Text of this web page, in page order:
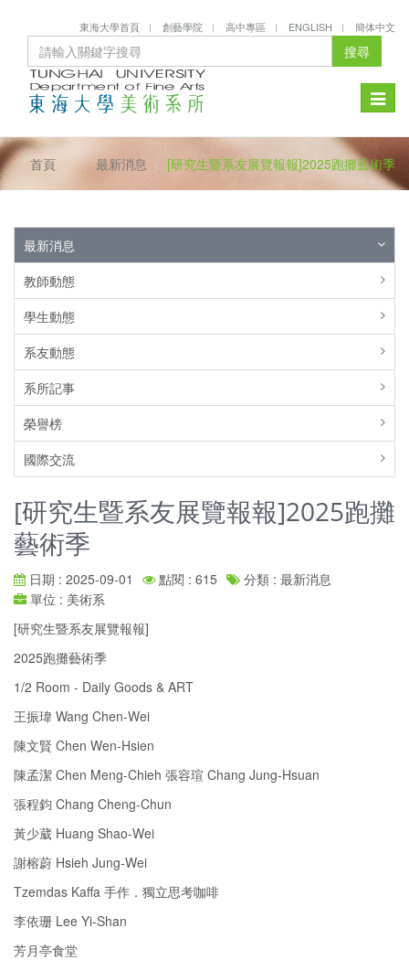
東海大學首頁 創藝學院 高中專區 ENGLISH 簡体中文
搜尋
Toggle
首頁 最新消息 [研究生暨系友展覽報報]2025跑攤藝術季
最新消息
教師動態
學生動態
系友動態
系所記事
榮譽榜
國際交流
[研究生暨系友展覽報報]2025跑攤
藝術季
日期 : 2025-09-01 點閱 : 615
分類 : 最新消息
單位 : 美術系
[研究生暨系友展覽報報]
2025跑攤藝術季
1/2 Room - Daily Goods & ART
王振瑋 Wang Chen-Wei
陳文賢 Chen Wen-Hsien
陳孟潔 Chen Meng-Chieh 張容瑄 Chang Jung-Hsuan
張程鈞 Chang Cheng-Chun
黃少葳 Huang Shao-Wei
謝榕蔚 Hsieh Jung-Wei
Tzemdas Kaffa 手作．獨立思考咖啡
李依珊 Lee Yi-Shan
芳月亭食堂